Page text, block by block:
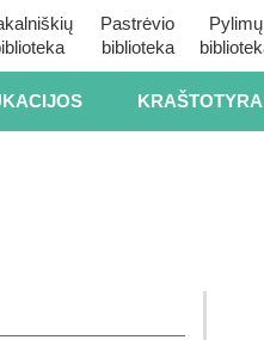
Pastrėvio
biblioteka
Pylimų
KRAŠTOTYRA